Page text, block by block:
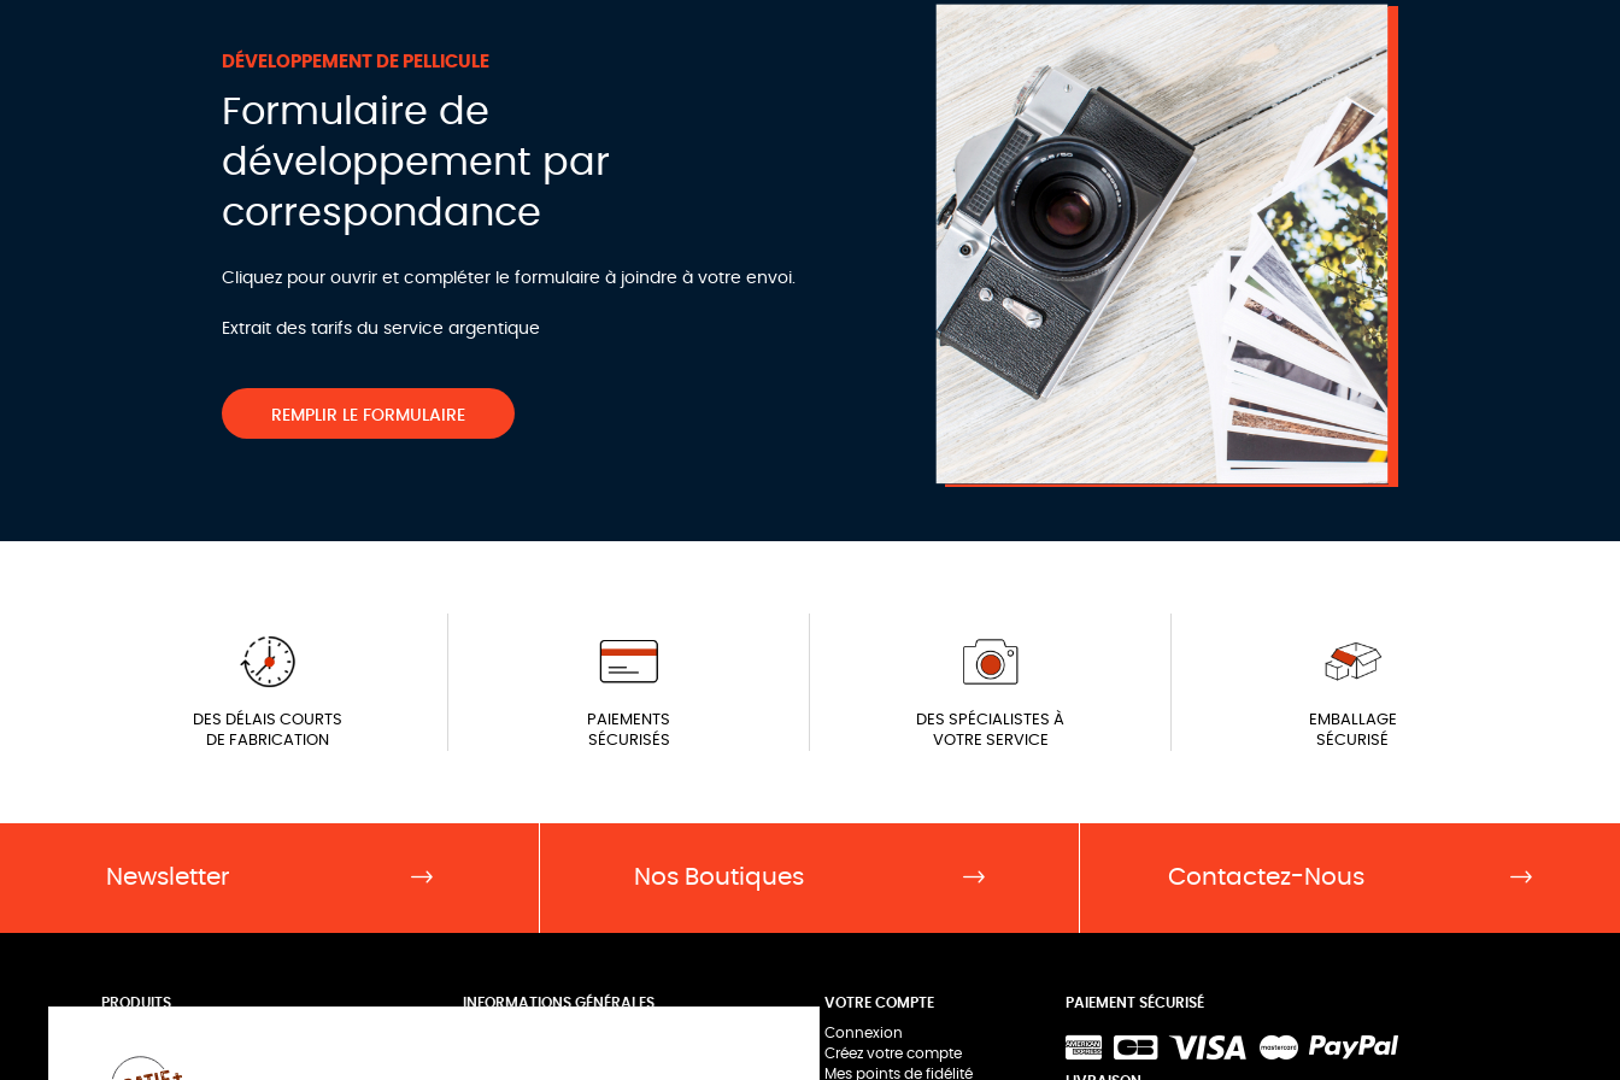
DÉVELOPPEMENT DE PELLICULE
Formulaire de
développement par
correspondance
Cliquez pour ouvrir et compléter le formulaire à joindre à votre envoi.
Extrait des tarifs du service argentique
REMPLIR LE FORMULAIRE
DES DÉLAIS COURTS
DE FABRICATION
PAIEMENTS
SÉCURISÉS
DES SPÉCIALISTES À
VOTRE SERVICE
EMBALLAGE
SÉCURISÉ
Newsletter Nos Boutiques Contactez-Nous
PRODUITS
PLV et impression grands formats
Posters et Photo XL
INFORMATIONS GÉNÉRALES VOTRE COMPTE
Connexion
Créez votre compte
Mes points de fidélité
PAIEMENT SÉCURISÉ